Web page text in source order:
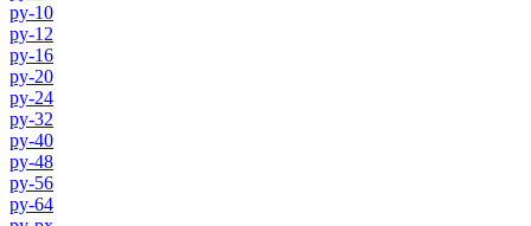
py-10
py-12
py-16
py-20
py-24
py-32
py-40
py-48
py-56
py-64